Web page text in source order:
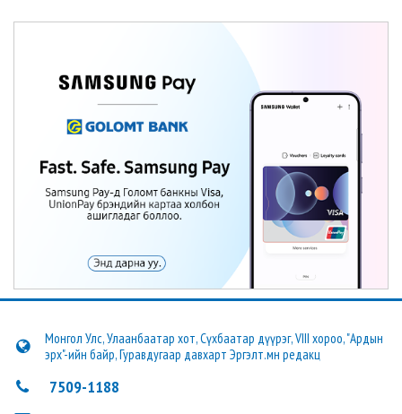
Монгол Улс, Улаанбаатар хот, Сүхбаатар дүүрэг, VIII хороо, "Ардын
эрх"-ийн байр, Гуравдугаар давхарт Эргэлт.мн редакц
7509-1188